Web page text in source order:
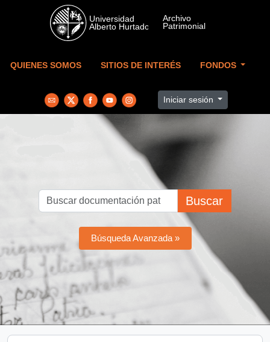
Skip to main content
QUIENES SOMOS SITIOS DE INTERÉS FONDOS
Iniciar sesión
Buscar
Búsqueda Avanzada »